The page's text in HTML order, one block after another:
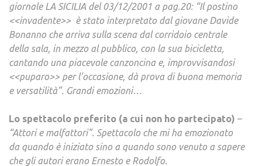
giornale LA SICILIA del 03/12/2001 a pag.20: “Il postino
<<invadente>> è stato interpretato dal giovane Davide
Bonanno che arriva sulla scena dal corridoio centrale
della sala, in mezzo al pubblico, con la sua bicicletta,
cantando una piacevole canzoncina e, improvvisandosi
<<puparo>> per l’occasione, dà prova di buona memoria
e versatilità”. Grandi emozioni…
Lo spettacolo preferito (a cui non ho partecipato) –
“Attori e malfattori”. Spettacolo che mi ha emozionato
da quando è iniziato sino a quando sono venuto a sapere
che gli autori erano Ernesto e Rodolfo.